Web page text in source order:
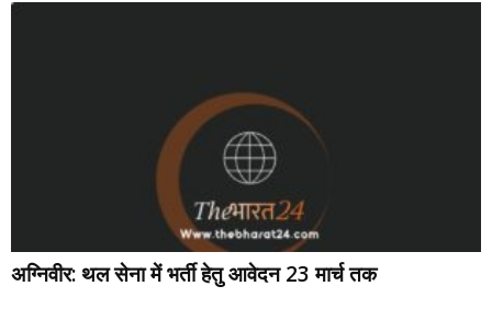
अग्निवीर: थल सेना में भर्ती हेतु आवेदन 23 मार्च तक